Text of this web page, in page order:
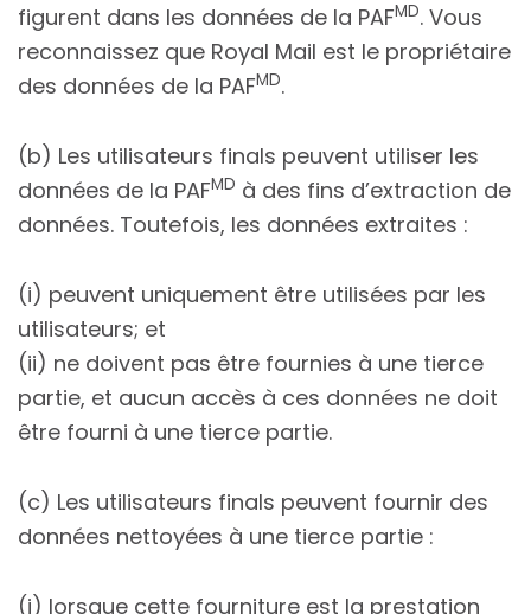
figurent dans les données de la PAFMD. Vous
reconnaissez que Royal Mail est le propriétaire
des données de la PAFMD.
(b) Les utilisateurs finals peuvent utiliser les
données de la PAFMD à des fins d’extraction de
données. Toutefois, les données extraites :
(i) peuvent uniquement être utilisées par les
utilisateurs; et
(ii) ne doivent pas être fournies à une tierce
partie, et aucun accès à ces données ne doit
être fourni à une tierce partie.
(c) Les utilisateurs finals peuvent fournir des
données nettoyées à une tierce partie :
(i) lorsque cette fourniture est la prestation